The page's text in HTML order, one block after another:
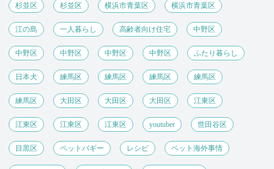
杉並区 杉並区 横浜市青葉区 横浜市青葉区
江の島 一人暮らし 高齢者向け住宅 中野区
中野区 中野区 中野区 中野区 ふたり暮らし
日本犬 練馬区 練馬区 練馬区 練馬区
練馬区 大田区 大田区 大田区 江東区
江東区 江東区 江東区 youtuber 世田谷区
目黒区 ペットバギー レシピ ペット海外事情